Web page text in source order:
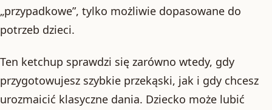
„przypadkowe”, tylko możliwie dopasowane do
potrzeb dzieci.
Ten ketchup sprawdzi się zarówno wtedy, gdy
przygotowujesz szybkie przekąski, jak i gdy chcesz
urozmaicić klasyczne dania. Dziecko może lubić